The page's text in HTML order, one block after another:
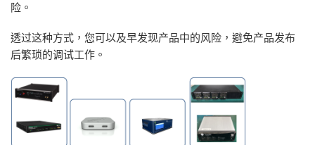
险。
透过这种方式，您可以及早发现产品中的风险，避免产品发布
后繁琐的调试工作。